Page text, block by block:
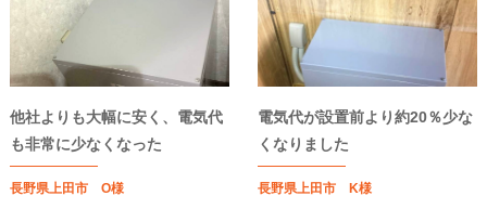
他社よりも大幅に安く、電気代
も非常に少なくなった
長野県上田市 O様
電気代が設置前より約20％少な
くなりました
長野県上田市 K様